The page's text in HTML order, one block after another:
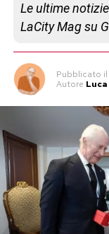
Le ultime notizie
LaCity Mag su
Pubblicato il
Autore